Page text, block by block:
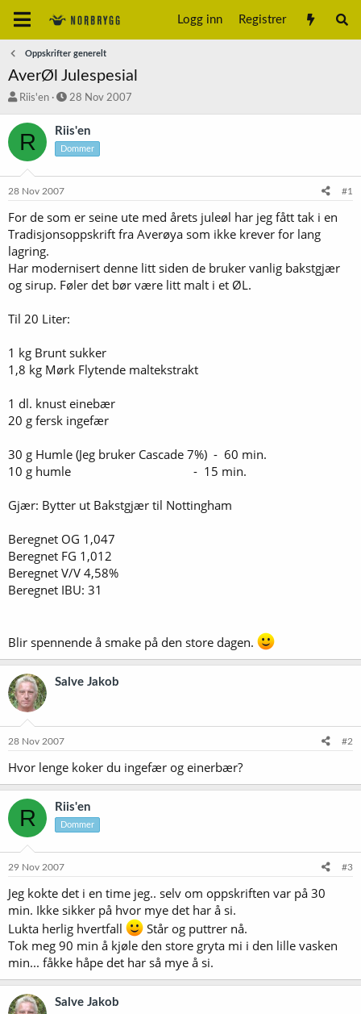
Logg inn Registrer
Oppskrifter generelt
AverØl Julespesial
T
å
d
t
r
Riis'en
S
a
r
t
o
28 Nov 2007
R Riis'en
Dommer
28 Nov 2007 #1
For de som er seine ute med årets juleøl har jeg fått tak i en
Tradisjonsoppskrift fra Averøya som ikke krever for lang
lagring.
Har modernisert denne litt siden de bruker vanlig bakstgjær
og sirup. Føler det bør være litt malt i et ØL.
Til 20 Liter:
1 kg Brunt sukker
1,8 kg Mørk Flytende maltekstrakt
1 dl. knust einebær
20 g fersk ingefær
30 g Humle (Jeg bruker Cascade 7%) - 60 min.
10 g humle - 15 min.
Gjær: Bytter ut Bakstgjær til Nottingham
Beregnet OG 1,047
Beregnet FG 1,012
Beregnet V/V 4,58%
Beregnet IBU: 31
Blir spennende å smake på den store dagen.
Salve Jakob
28 Nov 2007 #2
Hvor lenge koker du ingefær og einerbær?
R Riis'en
Dommer
29 Nov 2007 #3
Jeg kokte det i en time jeg.. selv om oppskriften var på 30
min. Ikke sikker på hvor mye det har å si.
Lukta herlig hvertfall
Står og puttrer nå.
Tok meg 90 min å kjøle den store gryta mi i den lille vasken
min... fåkke håpe det har så mye å si.
Salve Jakob